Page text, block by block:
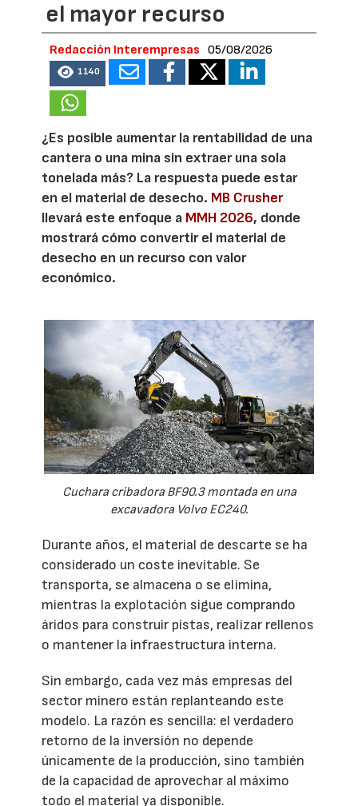
el mayor recurso
Redacción Interempresas 05/08/2026
1140
¿Es posible aumentar la rentabilidad de una
cantera o una mina sin extraer una sola
tonelada más? La respuesta puede estar
en el material de desecho. MB Crusher
llevará este enfoque a MMH 2026, donde
mostrará cómo convertir el material de
desecho en un recurso con valor
económico.
Cuchara cribadora BF90.3 montada en una
excavadora Volvo EC240.
Durante años, el material de descarte se ha
considerado un coste inevitable. Se
transporta, se almacena o se elimina,
mientras la explotación sigue comprando
áridos para construir pistas, realizar rellenos
o mantener la infraestructura interna.
Sin embargo, cada vez más empresas del
sector minero están replanteando este
modelo. La razón es sencilla: el verdadero
retorno de la inversión no depende
únicamente de la producción, sino también
de la capacidad de aprovechar al máximo
todo el material ya disponible.